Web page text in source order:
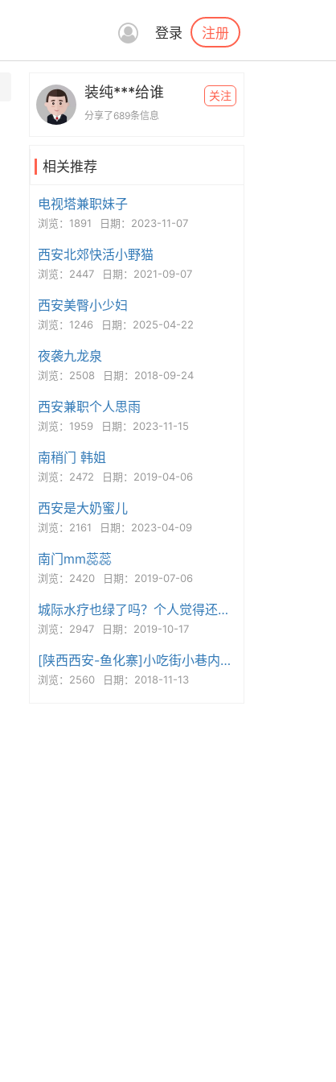
登录 注册
装纯***给谁
分享了689条信息
关注
相关推荐
电视塔兼职妹子
浏览：1891 日期：2023-11-07
西安北郊快活小野猫
浏览：2447 日期：2021-09-07
西安美臀小少妇
浏览：1246 日期：2025-04-22
夜袭九龙泉
浏览：2508 日期：2018-09-24
西安兼职个人思雨
浏览：1959 日期：2023-11-15
南稍门 韩姐
浏览：2472 日期：2019-04-06
西安是大奶蜜儿
浏览：2161 日期：2023-04-09
南门mm蕊蕊
浏览：2420 日期：2019-07-06
城际水疗也绿了吗？个人觉得还有戏
浏览：2947 日期：2019-10-17
[陕西西安-鱼化寨]小吃街小巷内，kb爽记
浏览：2560 日期：2018-11-13